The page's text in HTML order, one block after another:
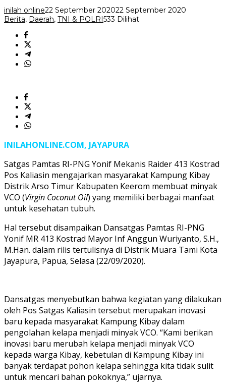
Penyakit
Dalam
inilah online22 September 202022 September 2020
Berita, Daerah, TNI & POLRI533 Dilihat
INILAHONLINE.COM, JAYAPURA
Satgas Pamtas RI-PNG Yonif Mekanis Raider 413 Kostrad
Pos Kaliasin mengajarkan masyarakat Kampung Kibay
Distrik Arso Timur Kabupaten Keerom membuat minyak
VCO (Virgin Coconut Oil) yang memiliki berbagai manfaat
untuk kesehatan tubuh.
Hal tersebut disampaikan Dansatgas Pamtas RI-PNG
Yonif MR 413 Kostrad Mayor Inf Anggun Wuriyanto, S.H.,
M.Han. dalam rilis tertulisnya di Distrik Muara Tami Kota
Jayapura, Papua, Selasa (22/09/2020).
Dansatgas menyebutkan bahwa kegiatan yang dilakukan
oleh Pos Satgas Kaliasin tersebut merupakan inovasi
baru kepada masyarakat Kampung Kibay dalam
pengolahan kelapa menjadi minyak VCO. “Kami berikan
inovasi baru merubah kelapa menjadi minyak VCO
kepada warga Kibay, kebetulan di Kampung Kibay ini
banyak terdapat pohon kelapa sehingga kita tidak sulit
untuk mencari bahan pokoknya,” ujarnya.